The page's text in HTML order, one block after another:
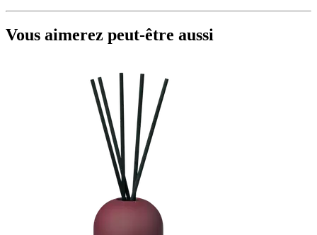
Vous aimerez peut-être aussi